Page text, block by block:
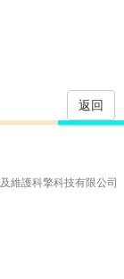
返回
維護科擎科技有限公司